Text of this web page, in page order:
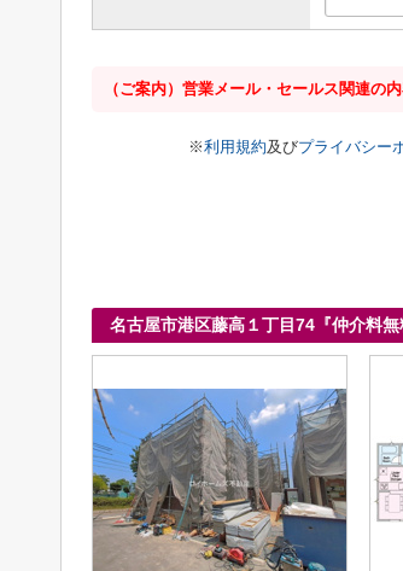
（ご案内）営業メール・セールス関連の
※利用規約及びプライバシー
名古屋市港区藤高１丁目74『仲介料